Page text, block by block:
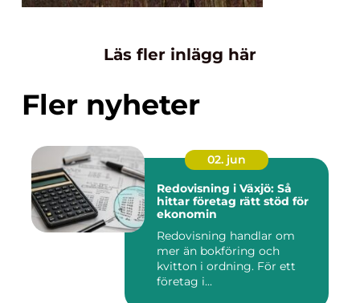
Läs fler inlägg här
Fler nyheter
02. jun
Redovisning i Växjö: Så
hittar företag rätt stöd för
ekonomin
Redovisning handlar om
mer än bokföring och
kvitton i ordning. För ett
företag i...